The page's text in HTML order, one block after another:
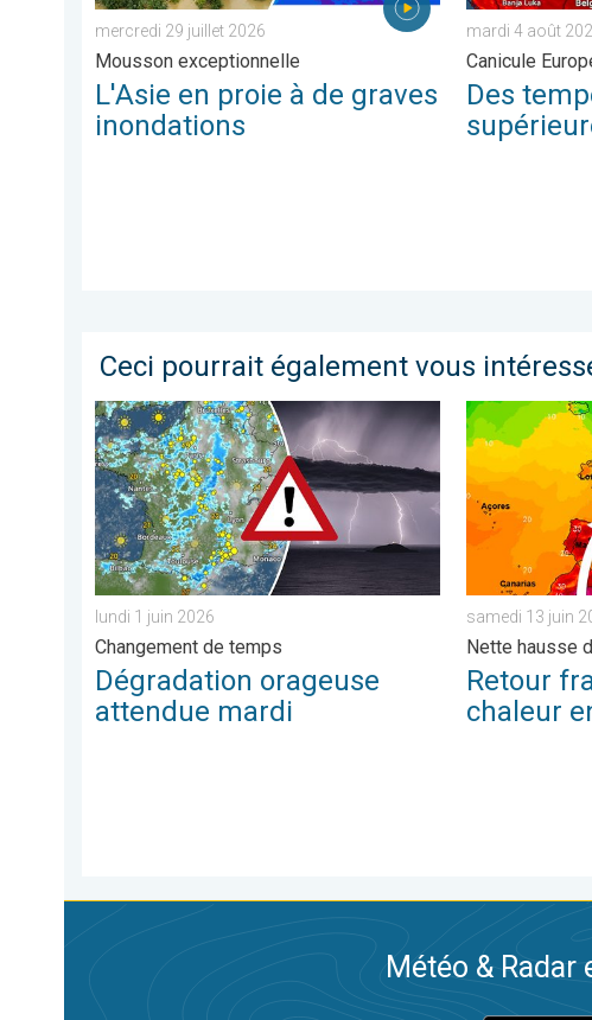
mercredi 29 juillet 2026
Mousson exceptionnelle
L'Asie en proie à de graves
inondations
mardi 4 août
Canicule
Des
Ceci pourrait également vous
Dégradation orageuse attendue mardi. Changement de
lundi 1 juin 2026
Changement de temps
Dégradation orageuse
attendue mardi
Retour
samedi 13 juin
Nette hausse
Retour
chaleur
Météo &